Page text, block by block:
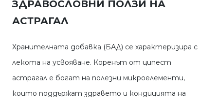
ЗДРАВОСЛОВНИ ПОЛЗИ НА
АСТРАГАЛ
Хранителната добавка (БАД) се характеризира с
лекота на усвояване. Коренът от ципест
астрагал е богат на полезни микроелементи,
които поддържат здравето и кондицията на